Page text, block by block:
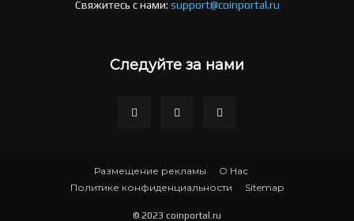
Свяжитесь с нами: support@coinportal.ru
Следуйте за нами
Размещение рекламы
О Нас
Политике конфиденциальности
Sitemap
© 2023 coinportal.ru